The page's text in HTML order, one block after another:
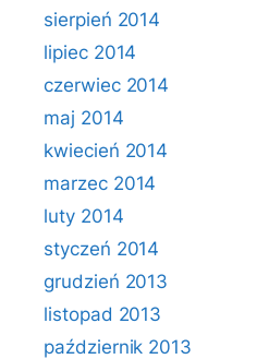
sierpień 2014
lipiec 2014
czerwiec 2014
maj 2014
kwiecień 2014
marzec 2014
luty 2014
styczeń 2014
grudzień 2013
listopad 2013
październik 2013